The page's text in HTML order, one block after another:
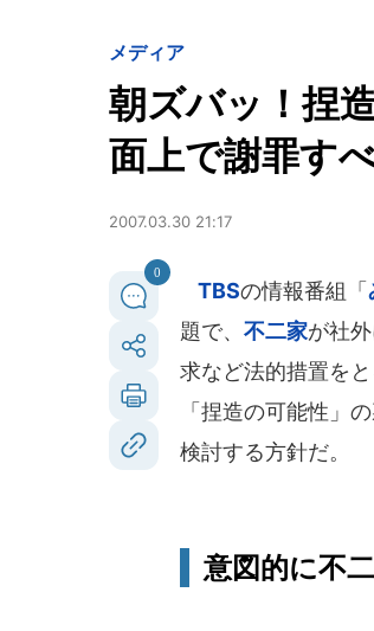
メディア
朝ズバッ！捏
面上で謝罪す
2007.03.30 21:17
0
TBSの情報番組「
題で、 不二家が社
求など法的措置を
「捏造の可能性」
検討する方針だ。
意図的に不